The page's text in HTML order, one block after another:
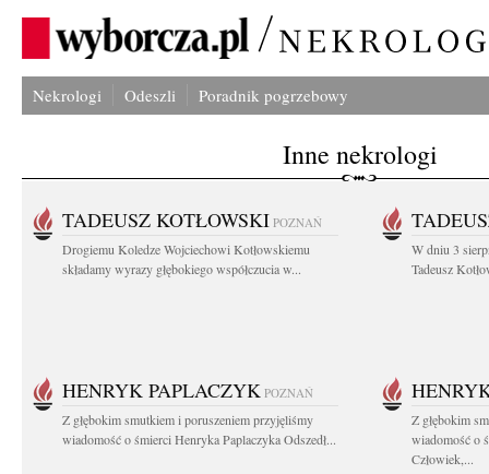
Nekrologi Odeszli Poradnik pogrzebowy
Inne nekrologi
TADEUSZ KOTŁOWSKI POZNAŃ
Drogiemu Koledze Wojciechowi Kotłowskiemu
składamy wyrazy głębokiego współczucia w...
W dniu 3
Tadeusz
HENRYK PAPLACZYK POZNAŃ
Z głębokim smutkiem i poruszeniem przyjęliśmy
wiadomość o śmierci Henryka Paplaczyka Odszedł...
Z głębokim
wiadomość o
Człowiek,...